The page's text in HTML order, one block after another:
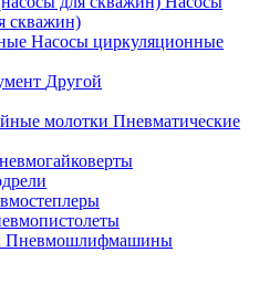
скважин)
Насосы циркуляционные
Другой
Пневматические
Пневмошлифмашины